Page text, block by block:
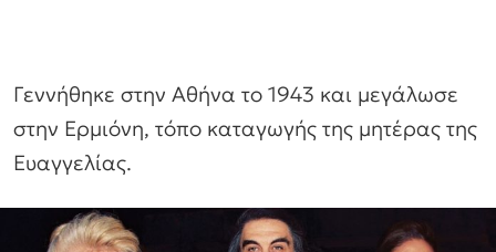
Γεννήθηκε στην Αθήνα το 1943 και μεγάλωσε
στην Ερμιόνη, τόπο καταγωγής της μητέρας της
Ευαγγελίας.